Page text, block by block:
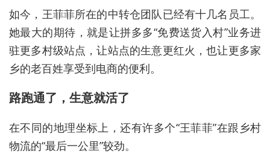
如今，王菲菲所在的中转仓团队已经有十几名员工。
她最大的期待，就是让拼多多“免费送货入村”业务进
驻更多村级站点，让站点的生意更红火，也让更多家
乡的老百姓享受到电商的便利。
路跑通了，生意就活了
在不同的地理坐标上，还有许多个“王菲菲”在跟乡村
物流的“最后一公里”较劲。